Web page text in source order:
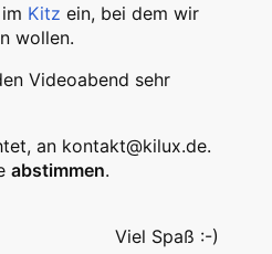
im Kitz ein, bei dem wir
wollen.
Videoabend sehr
an kontakt@kilux.de.
abstimmen.
Viel Spaß :-)